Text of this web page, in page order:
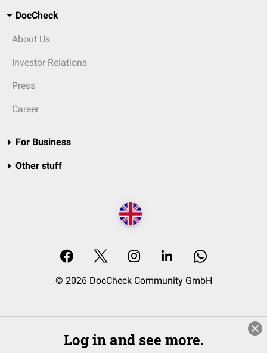
DocCheck
About Us
Investor Relations
Press
Career
For Business
Other stuff
© 2026 DocCheck Community GmbH
Log in and see more.